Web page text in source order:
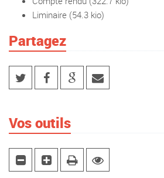
Liminaire (54.3 kio)
Partagez
Vos outils